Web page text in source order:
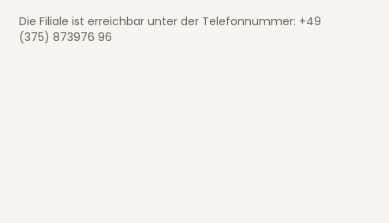
Die Filiale ist erreichbar unter der Telefonnummer: +49
(375) 873976 96